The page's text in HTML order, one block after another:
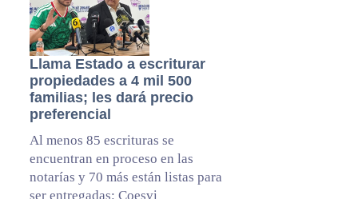
Llama Estado a escriturar
propiedades a 4 mil 500
familias; les dará precio
preferencial
Al menos 85 escrituras se
encuentran en proceso en las
notarías y 70 más están listas para
ser entregadas: Coesvi